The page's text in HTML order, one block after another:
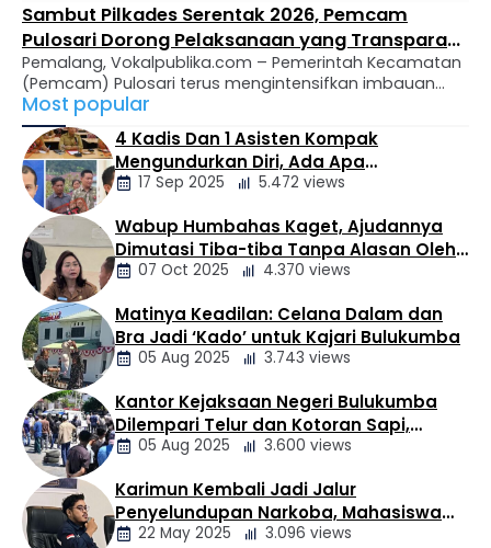
Sambut Pilkades Serentak 2026, Pemcam
Pulosari Dorong Pelaksanaan yang Transparan
dan Demokratis
Pemalang, Vokalpublika.com – Pemerintah Kecamatan
(Pemcam) Pulosari terus mengintensifkan imbauan
kepada masyarakat guna menyukseskan Pemilihan
Kepala Desa (Pilkades) Serentak 2026. Melalui langkah
sosialisasi ini, Pemcam Pulosari menegaskan
komitmennya dalam mengawal jalannya pesta
demokrasi di tingkat desa agar berlangsung secara
terbuka, tertib, dan kondusif. ​Berdasarkan publikasi
resmi yang disampaikan Pemcam Pulosari, pihak
kecamatan mengajak seluruh warga …
Most popular
Berita
Daerah
4 Kadis Dan 1 Asisten Kompak
Mengundurkan Diri, Ada Apa
Pemerintahan Oloan
17 Sep 2025 5.472 views
Berita
Daerah
Wabup Humbahas Kaget, Ajudannya
Dimutasi Tiba-tiba Tanpa Alasan Oleh
Bupati
07 Oct 2025 4.370 views
Berita
Daerah
Matinya Keadilan: Celana Dalam dan
Bra Jadi ‘Kado’ untuk Kajari Bulukumba
05 Aug 2025 3.743 views
Berita
Daerah
Kantor Kejaksaan Negeri Bulukumba
Dilempari Telur dan Kotoran Sapi,
Keluarga Korban Lakalantas Tuntut
05 Aug 2025 3.600 views
Karimun Kembali Jadi Jalur
Penyelundupan Narkoba, Mahasiswa
Desak Pemkab dan Aparat Bertindak
22 May 2025 3.096 views